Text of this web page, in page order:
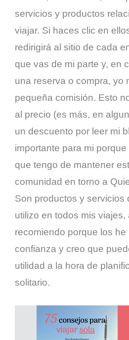
servicios y productos
viajar. Si haces clic en
redirigirá al sitio de cada
que vas de mi parte y, en
una reserva o compra, yo
pequeña comisión. Esto
al precio (es más, en
un descuento por leer mi
importante para mi
que tengo de mantener
comunidad en torno a
Son productos y servicios
utilizo en todos mis viajes,
recomiendo porque los
confianza y creo que
utilidad a la hora de
solitario.